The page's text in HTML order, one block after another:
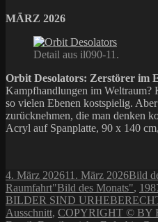
MÄRZ 2026
Detail aus il090-11.
Orbit Desolators: Zerstörer im
Kampfhandlungen im Weltraum?
so vielen Ebenen kostspielig.
zurücknehmen, die man denken
Acryl auf Spanplatte, 90 x 140
Veröffentlicht
am
4. März 202611. März 2026Bild
RaumfahrtSchlagwörter
"Bild des Monats",
BILDER SIND
Ausschnitt, COPYRIGHT © BY